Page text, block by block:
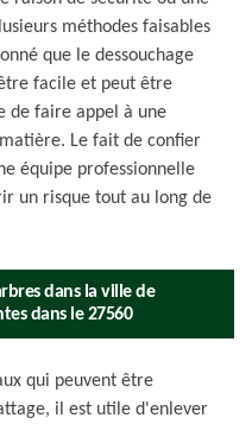
méthodes faisables
que le dessouchage
facile et peut être
de faire appel à une
Le fait de confier
équipe professionnelle
un risque tout au long de
dans la ville de
dans le 27560
qui peuvent être
il est utile d'enlever